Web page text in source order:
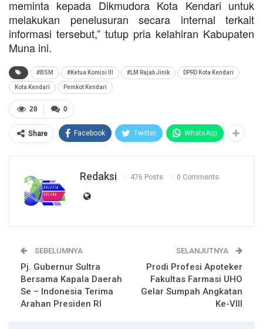
meminta kepada Dikmudora Kota Kendari untuk
melakukan penelusuran secara internal terkait
informasi tersebut,” tutup pria kelahiran Kabupaten
Muna ini.
#BSM #Ketua Komisi III #LM Rajab Jinik DPRD Kota Kendari
Kota Kendari Pemkot Kendari
0
28
Share Facebook Twitter WhatsApp
Redaksi 476 Posts 0 Comments
SEBELUMNYA
Pj. Gubernur Sultra
Bersama Kapala Daerah
Se – Indonesia Terima
Arahan Presiden RI
SELANJUTNYA
Prodi Profesi Apoteker
Fakultas Farmasi UHO
Gelar Sumpah Angkatan
Ke-VIII